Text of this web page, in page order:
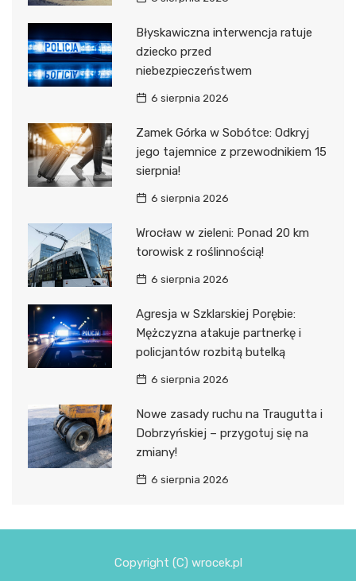
Błyskawiczna interwencja ratuje
dziecko przed
niebezpieczeństwem
6 sierpnia 2026
Zamek Górka w Sobótce: Odkryj
jego tajemnice z przewodnikiem 15
sierpnia!
6 sierpnia 2026
Wrocław w zieleni: Ponad 20 km
torowisk z roślinnością!
6 sierpnia 2026
Agresja w Szklarskiej Porębie:
Mężczyzna atakuje partnerkę i
policjantów rozbitą butelką
6 sierpnia 2026
Nowe zasady ruchu na Traugutta i
Dobrzyńskiej – przygotuj się na
zmiany!
6 sierpnia 2026
Copyright (C) wrocek.pl